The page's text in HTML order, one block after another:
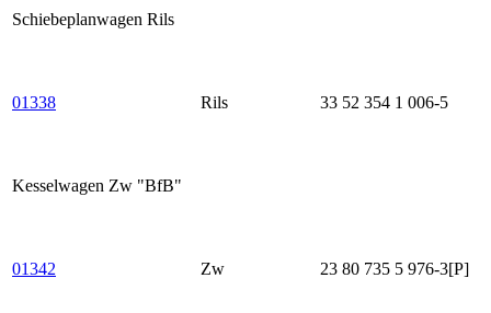
Schiebeplanwagen Rils
01338 Rils 33 52 354 1 006-5
Kesselwagen Zw "BfB"
01342 Zw 23 80 735 5 976-3[P]